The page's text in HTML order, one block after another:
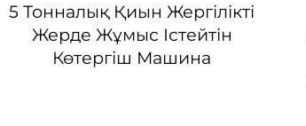
5 Тонналық Қиын Жергілікті
Жерде Жұмыс Істейтін
Көтергіш Машина